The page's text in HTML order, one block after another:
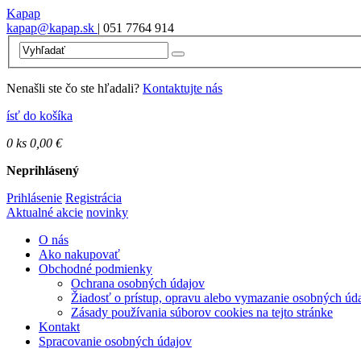
Kapap
kapap@kapap.sk | 051 7764 914
Nenašli ste čo ste hľadali? Kontaktujte nás
ísť do košíka
0 ks 0,00 €
Neprihlásený
Prihlásenie Registrácia
Aktualné akcie novinky
O nás
Ako nakupovať
Obchodné podmienky
Ochrana osobných údajov
Žiadosť o prístup, opravu alebo vymazanie osobných
Zásady používania súborov cookies na tejto stránke
Kontakt
Spracovanie osobných údajov